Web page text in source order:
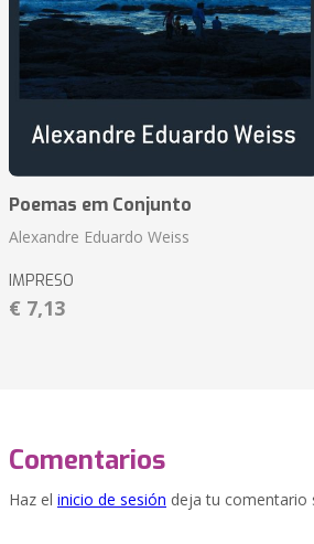
Poemas em Conjunto
Alexandre Eduardo Weiss
IMPRESO
€ 7,13
Comentarios
Haz el inicio de sesión deja tu comentario